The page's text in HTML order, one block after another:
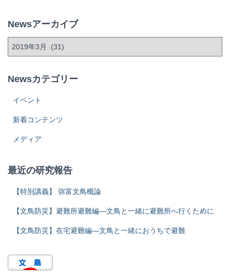
Newsアーカイブ
Newsカテゴリー
イベント
新着コンテンツ
メディア
最近の研究報告
【特別講義】 弥富文鳥概論
【文鳥防災】避難所避難編―文鳥と一緒に避難所へ行くために
【文鳥防災】在宅避難編―文鳥と一緒におうちで避難